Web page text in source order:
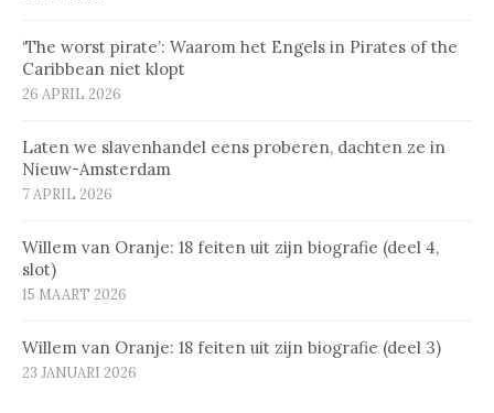
‘The worst pirate’: Waarom het Engels in Pirates of the
Caribbean niet klopt
26 APRIL 2026
Laten we slavenhandel eens proberen, dachten ze in
Nieuw-Amsterdam
7 APRIL 2026
Willem van Oranje: 18 feiten uit zijn biografie (deel 4,
slot)
15 MAART 2026
Willem van Oranje: 18 feiten uit zijn biografie (deel 3)
23 JANUARI 2026